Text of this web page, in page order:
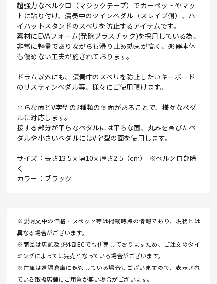
超強力なベルクロ（マジックテープ）でカーペットやマッ
トに貼り付け、演奏中のツインペダル（スレイブ側）、ハ
イハットスタンドのスベリを防止するアイテムです。
素材にEVAフォーム(発砲プラスチック)を採用している為、
非常に軽量でありながらも滑り止め効果が高く、楽器本体
も傷めない工夫が施されております。
ドラム以外にも、演奏中のスベリを防止したいキーボード
のサスティンペダル等、様々にご使用頂けます。
平らな面とV字型の2種類の側面があることで、様々なペダ
ルに対応します。
接する部分が平らなペダルには平らな面、丸みを帯びたペ
ダルや小さいペダルにはV字型の面を使用します。
サイズ：長さ13.5 x 幅10 x 厚さ2.5（cm） ※ベルクロ部除
く
カラー：ブラック
※説明文中の価格・スペック等は掲載時点の情報であり、現状とは
異なる場合がございます。
※商品は店頭及び外部ECでも併売しておりますため、ご注文のタイ
ミングによっては完売となっている場合がございます。
※在庫は遠隔倉庫に保管している場合もございますので、表示され
ている取扱店舗にご用意が無い場合がございます。